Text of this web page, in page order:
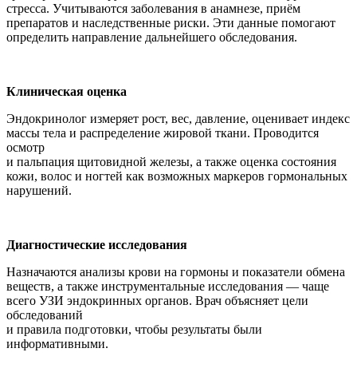
стресса. Учитываются заболевания в анамнезе, приём
препаратов и наследственные риски. Эти данные помогают
определить направление дальнейшего обследования.
Клиническая оценка
Эндокринолог измеряет рост, вес, давление, оценивает индекс
массы тела и распределение жировой ткани. Проводится
осмотр
и пальпация щитовидной железы, а также оценка состояния
кожи, волос и ногтей как возможных маркеров гормональных
нарушений.
Диагностические исследования
Назначаются анализы крови на гормоны и показатели обмена
веществ, а также инструментальные исследования — чаще
всего УЗИ эндокринных органов. Врач объясняет цели
обследований
и правила подготовки, чтобы результаты были
информативными.